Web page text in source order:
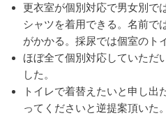
更衣室が個別対応で男女別で
シャツを着用できる。名前で
がかかる。採尿では個室のト
ほぼ全て個別対応していただ
した。
トイレで着替えたいと申し出
ってくださいと逆提案頂いた